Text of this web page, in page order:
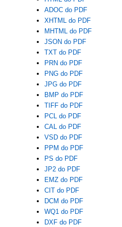
ADOC do PDF
XHTML do PDF
MHTML do PDF
JSON do PDF
TXT do PDF
PRN do PDF
PNG do PDF
JPG do PDF
BMP do PDF
TIFF do PDF
PCL do PDF
CAL do PDF
VSD do PDF
PPM do PDF
PS do PDF
JP2 do PDF
EMZ do PDF
CIT do PDF
DCM do PDF
WQ1 do PDF
DXF do PDF